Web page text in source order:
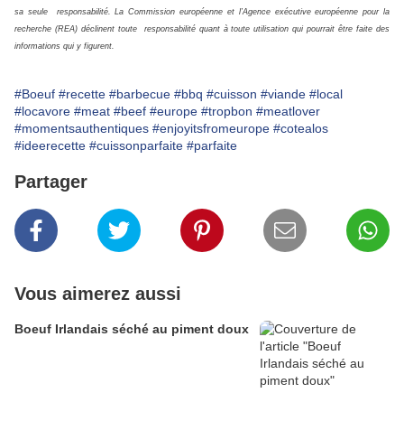
sa seule responsabilité. La Commission européenne et l’Agence exécutive européenne pour la
recherche (REA) déclinent toute responsabilité quant à toute utilisation qui pourrait être faite des
informations qui y figurent.
#Boeuf #recette #barbecue #bbq #cuisson #viande #local
#locavore #meat #beef #europe #tropbon #meatlover
#momentsauthentiques #enjoyitsfromeurope #cotealos
#ideerecette #cuissonparfaite #parfaite
Partager
Vous aimerez aussi
Boeuf Irlandais séché au piment doux